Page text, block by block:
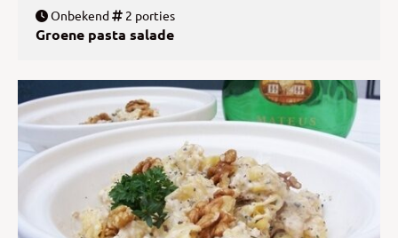
Onbekend 2 porties
Groene pasta salade